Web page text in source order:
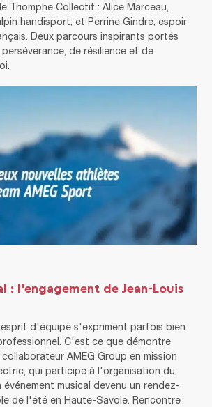
Triomphe Collectif : Alice Marceau,
handisport, et Perrine Gindre, espoir
Deux parcours inspirants portés
de résilience et de
: l’engagement de Jean-Louis
d'équipe s'expriment parfois bien
C'est ce que démontre
AMEG Group en mission
qui participe à l'organisation du
événement musical devenu un rendez-
de l'été en Haute-Savoie. Rencontre